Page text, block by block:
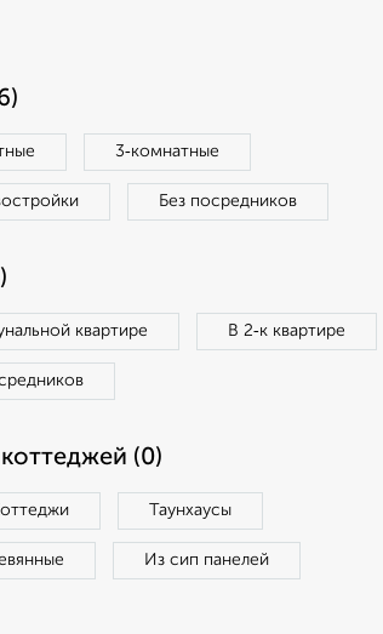
3‑комнатные
Без посредников
квартире В 2‑к квартире
(0)
Таунхаусы
Из сип панелей